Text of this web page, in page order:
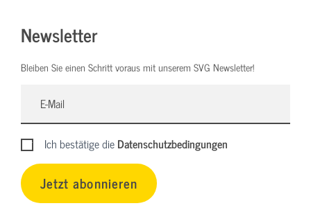
Newsletter
Bleiben Sie einen Schritt voraus mit unserem SVG Newsletter!
Ich bestätige dieDatenschutzbedingungen
Jetzt abonnieren